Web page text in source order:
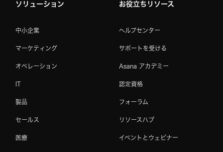
ソリューション
中小企業
マーケティング
オペレーション
製品
セールス
医療
お役立ちリソース
ヘルプセンター
サポートを受ける
Asana アカデミー
認定資格
フォーラム
リソースハブ
イベントとウェビナー